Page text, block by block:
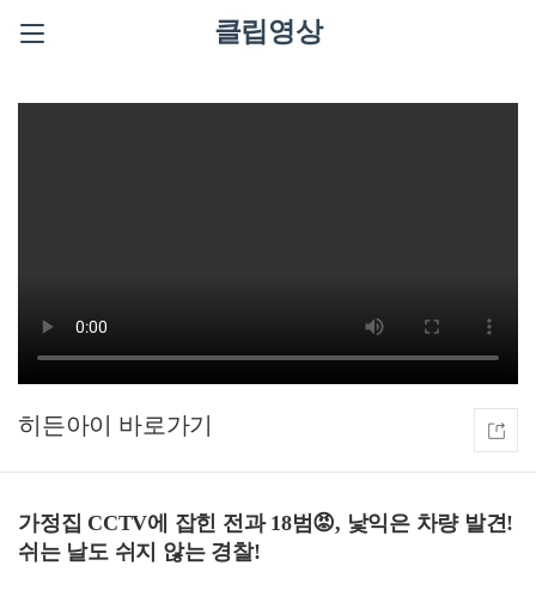
클립영상
히든아이
가정집 CCTV에 잡힌 전과 18범😡, 낯익은 차량 발견!
쉬는 날도 쉬지 않는 경찰!